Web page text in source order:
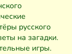
русского
на загадки.
игры.